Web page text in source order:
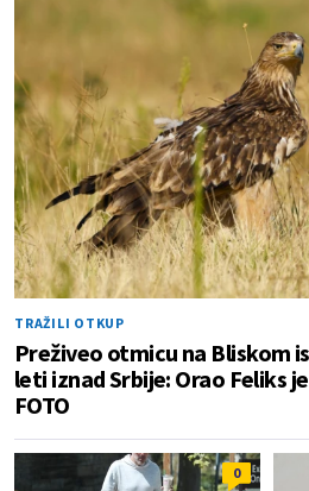
TRAŽILI OTKUP
Preživeo otmicu na Bliskom
leti iznad Srbije: Orao Feliks
FOTO
0